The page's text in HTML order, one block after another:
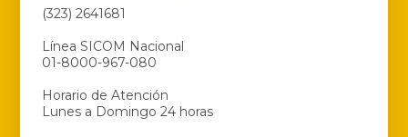
(323) 2641681
Línea SICOM Nacional
01-8000-967-080
Horario de Atención
Lunes a Domingo 24 horas